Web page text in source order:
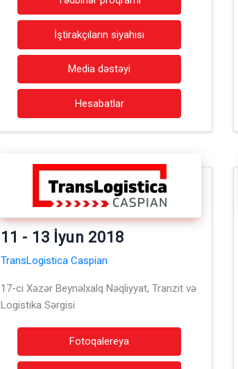
İştirakçıların siyahısı
Media dəstəyi
Hesabatlar
11 - 13 İyun 2018
TransLogistica Caspian
17-ci Xəzər Beynəlxalq Nəqliyyat, Tranzit və
Logistika Sərgisi
Fotoqalereya